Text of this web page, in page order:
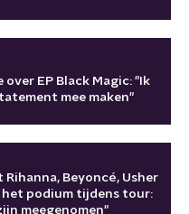
over EP Black Magic: "Ik
mee maken"
Beyoncé, Usher
het podium tijdens tour:
meegenomen"